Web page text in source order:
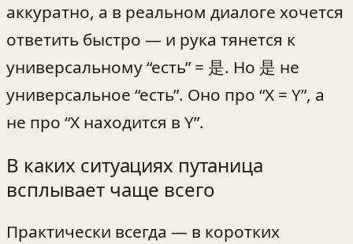
аккуратно, а в реальном диалоге хочется
ответить быстро — и рука тянется к
универсальному “есть” = 是. Но 是 не
универсальное “есть”. Оно про “X = Y”, а
не про “X находится в Y”.
В каких ситуациях путаница
всплывает чаще всего
Практически всегда — в коротких